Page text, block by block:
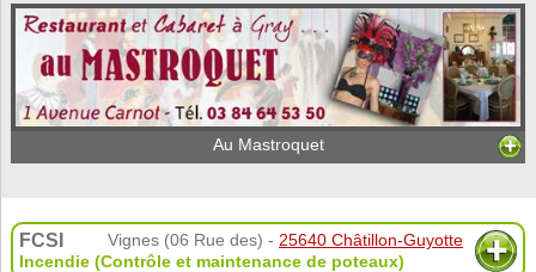
Au Mastroquet
FCSI Vignes (06 Rue des) - 25640 Châtillon-Guyotte
Incendie (Contrôle et maintenance de poteaux)